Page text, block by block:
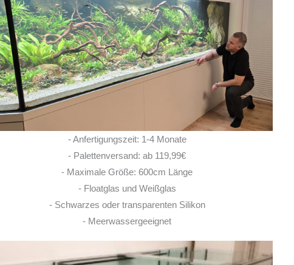
Ich habe vor einem Jahr zwei
Rochen hier erworben. Von Anfang bis Ende
habe ich eine super kompetente und ehrliche
Beratung erhalten! Auch im Nachgang bei
Fragen, habe ich immer
... MEHR
LISA ROHRLACHE
10. JUNI 2026
- Anfertigungszeit: 1-4 Monate
- Palettenversand: ab 119,99€
- Maximale Größe: 600cm Länge
- Floatglas und Weißglas
- Schwarzes oder transparenten Silikon
- Meerwassergeeignet